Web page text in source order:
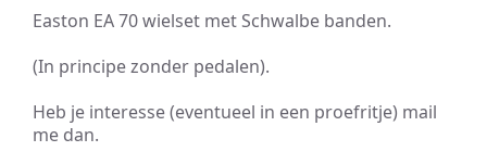
Easton EA 70 wielset met Schwalbe banden.
(In principe zonder pedalen).
Heb je interesse (eventueel in een proefritje) mail
me dan.